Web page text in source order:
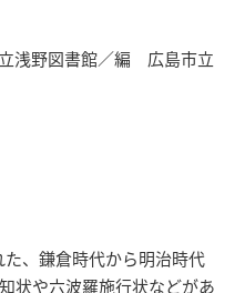
立浅野図書館／編 広島市立
、鎌倉時代から明治時代
状や六波羅施行状などがあ